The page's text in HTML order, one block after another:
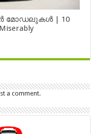
മോഡലുകൾ | 10
a comment.